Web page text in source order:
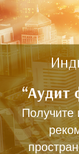
Skip
to
main
content
“Аудит
Получите